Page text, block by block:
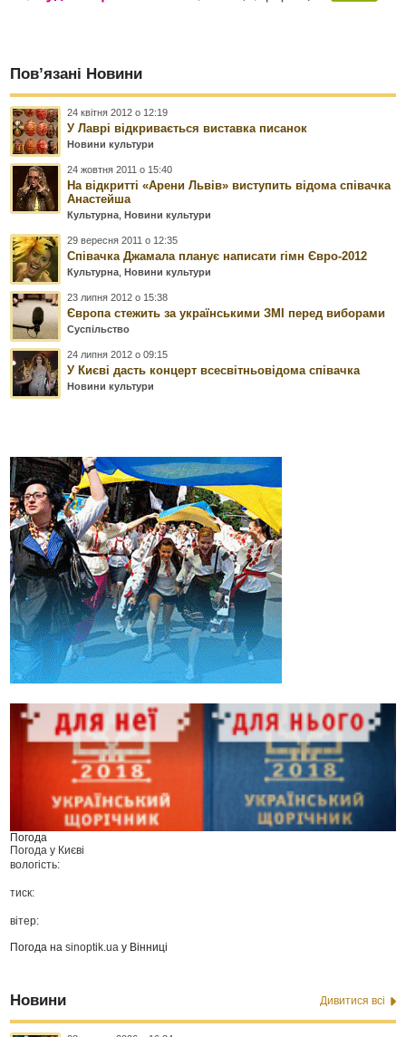
Пов’язані Новини
24 квітня 2012 о 12:19
У Лаврі відкривається виставка писанок
Новини культури
24 жовтня 2011 о 15:40
На відкритті «Арени Львів» виступить відома співачка
Анастейша
Культурна ,Новини культури
29 вересня 2011 о 12:35
Співачка Джамала планує написати гімн Євро-2012
Культурна ,Новини культури
23 липня 2012 о 15:38
Європа стежить за українськими ЗМІ перед виборами
Суспільство
24 липня 2012 о 09:15
У Києві дасть концерт всесвітньовідома співачка
Новини культури
Погода
Погода у Києві
вологість:
тиск:
вітер:
Погода наsinoptik.ua у Вінниці
Новини Дивитися всі